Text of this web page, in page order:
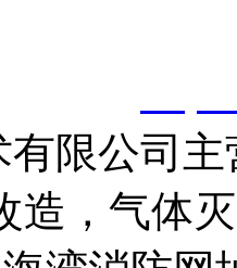
限公司
造，气体